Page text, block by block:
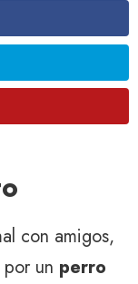
con amigos,
un perro